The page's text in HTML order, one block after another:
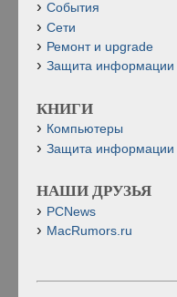
События
Сети
Ремонт и upgrade
Защита информации
КНИГИ
Компьютеры
Защита информации
НАШИ ДРУЗЬЯ
PCNews
MacRumors.ru